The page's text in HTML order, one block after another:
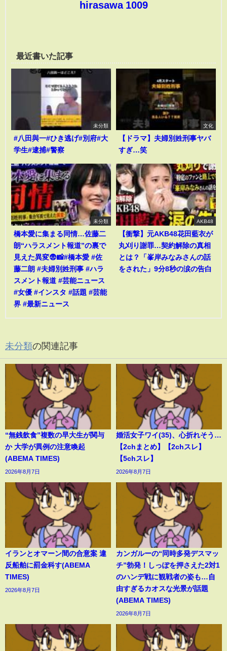
hirasawa 1009
最近書いた記事
未分類
#八田與一#ひき逃げ#別府#大
学生#逮捕#警察
文化
【ドラマ】夫婦別姓刑事ヤバ
すぎ…笑
未分類
橋本愛に集まる同情…佐藤二
朗“ハラスメント報道”の裏で
見えた異変😨📸#橋本愛 #佐
藤二朗 #夫婦別姓刑事 #ハラ
スメント報道 #芸能ニュース
#女優 #インスタ #話題 #芸能
界 #最新ニュース
AKB48
【衝撃】元AKB48花田藍衣が
丸刈り謝罪…契約解除の真相
とは？「峯岸みなみさんの話
をされた」9分8秒の涙の告白
未分類の関連記事
“無銭飲食”複数の早大生が関与
か 大学が異例の注意喚起
(ABEMA TIMES)
2026年8月7日
婚活女子ワイ(35)、心折れそう…
【2chまとめ】【2chスレ】
【5chスレ】
2026年8月7日
イランとオマーン間の合意案 違
反船舶に罰金科す(ABEMA
TIMES)
2026年8月7日
カンガルーの“同時多発デスマッ
チ”勃発！しっぽを押さえた2対1
のハンデ戦に観戦者の姿も…自
由すぎるカオスな光景が話題
(ABEMA TIMES)
2026年8月7日